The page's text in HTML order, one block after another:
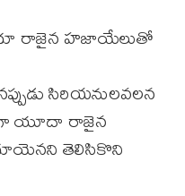
రాజైన హజాయేలుతో
సిరియనులవలన
యూదా రాజైన
తెలిసికొని